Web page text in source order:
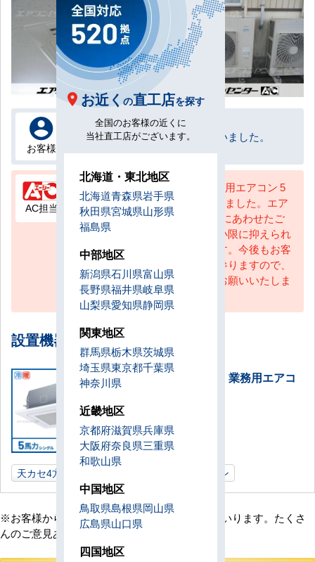
お客様
早期対応頂きありがとうございました。
AC担当
天井カセット形4方向吹出 業務用エアコン 5
馬力シングル 1式を設置いたしました。エア
コンセンターACでは現場状況にあわせたご
提案とお客様費用ご負担を最小限に抑えられ
るよう工夫をいたしております。今後もお客
様に寄り添うご提案に努めて参りますので、
引き続きのご愛顧をよろしくお願いいたしま
す。
設置機器一覧
天井カセット形4方向吹出 業務用エアコ
ン 5馬力シングル
設置数：1式
天カセ4方向 業務用エアコン
※お客様からの貴重なご意見は随時更新してまいります。たくさ
んのご意見ありがとうございました。
お近く の直工店を探す
全国のお客様の近くに
当社直工店がございます。
北海道・東北地区
北海道青森県岩手県
秋田県宮城県山形県
福島県
中部地区
新潟県石川県富山県
長野県福井県岐阜県
山梨県愛知県静岡県
関東地区
群馬県栃木県茨城県
埼玉県東京都千葉県
神奈川県
近畿地区
京都府滋賀県兵庫県
大阪府奈良県三重県
和歌山県
中国地区
鳥取県島根県岡山県
広島県山口県
四国地区